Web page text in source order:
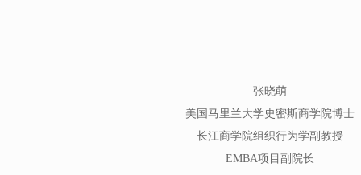
张晓萌
美国马里兰大学史密斯商学院博士
长江商学院组织行为学副教授
EMBA项目副院长